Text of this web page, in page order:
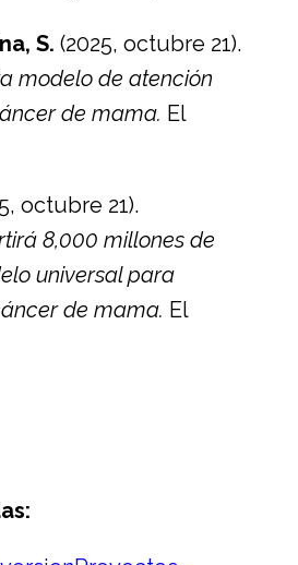
S. (2025, octubre 21).
modelo de atención
de mama. El
octubre 21).
8,000 millones de
universal para
de mama. El